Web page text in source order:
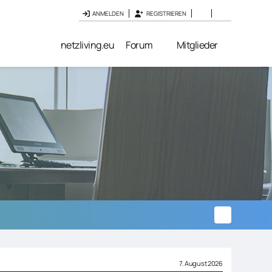
netzliving.eu Forum Mitglieder
ANMELDEN REGISTRIEREN
7. August 2026